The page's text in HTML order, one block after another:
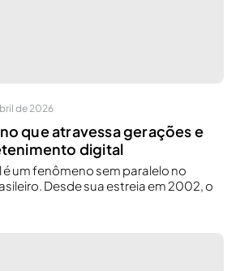
de 2026
que atravessa gerações e
digital
é um fenômeno sem paralelo no
Desde sua estreia em 2002, o